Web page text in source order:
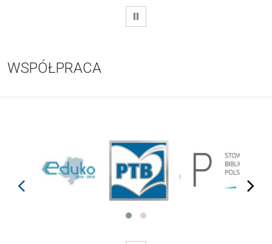
WSTRZYMAJ
WSPÓŁPRACA
prev next